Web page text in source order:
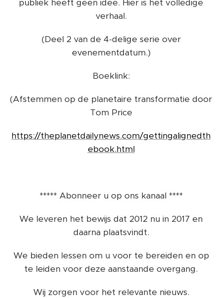
publiek heeft geen idee. Hier is het volledige
verhaal.
(Deel 2 van de 4-delige serie over
evenementdatum.)
Boeklink:
(Afstemmen op de planetaire transformatie door
Tom Price
https://theplanetdailynews.com/gettingalignedth
ebook.html
***** Abonneer u op ons kanaal ****
We leveren het bewijs dat 2012 nu in 2017 en
daarna plaatsvindt.
We bieden lessen om u voor te bereiden en op
te leiden voor deze aanstaande overgang.
Wij zorgen voor het relevante nieuws.